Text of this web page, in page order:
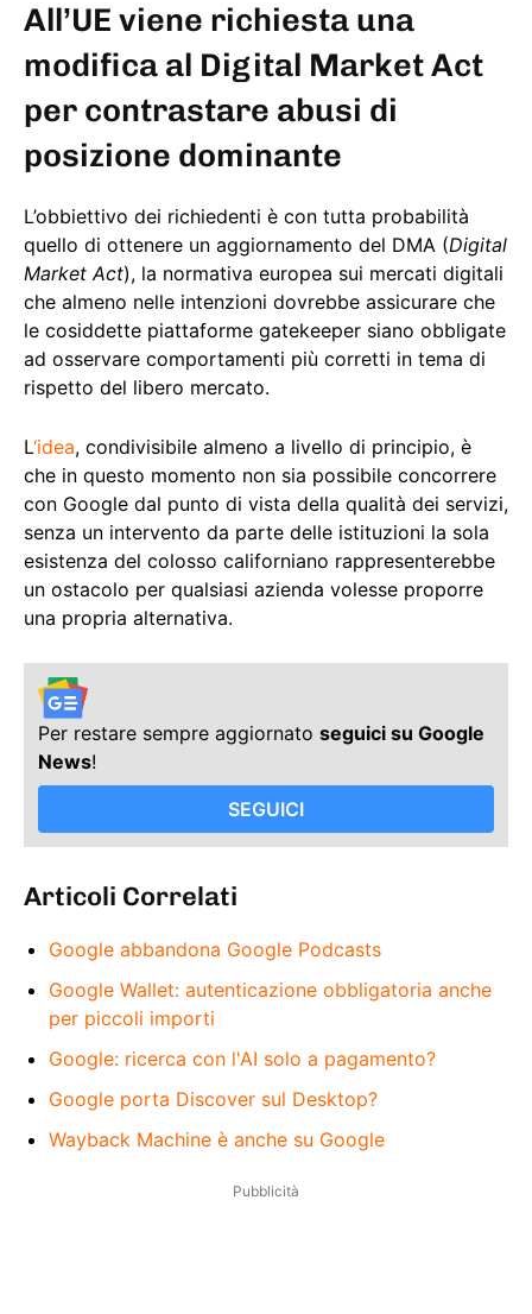
All’UE viene richiesta una
modifica al Digital Market Act
per contrastare abusi di
posizione dominante
L’obbiettivo dei richiedenti è con tutta probabilità
quello di ottenere un aggiornamento del DMA (Digital
Market Act), la normativa europea sui mercati digitali
che almeno nelle intenzioni dovrebbe assicurare che
le cosiddette piattaforme gatekeeper siano obbligate
ad osservare comportamenti più corretti in tema di
rispetto del libero mercato.
L‘idea, condivisibile almeno a livello di principio, è
che in questo momento non sia possibile concorrere
con Google dal punto di vista della qualità dei servizi,
senza un intervento da parte delle istituzioni la sola
esistenza del colosso californiano rappresenterebbe
un ostacolo per qualsiasi azienda volesse proporre
una propria alternativa.
Per restare sempre aggiornato seguici su Google
News!
SEGUICI
Articoli Correlati
Google abbandona Google Podcasts
Google Wallet: autenticazione obbligatoria anche
per piccoli importi
Google: ricerca con l'AI solo a pagamento?
Google porta Discover sul Desktop?
Wayback Machine è anche su Google
Pubblicità